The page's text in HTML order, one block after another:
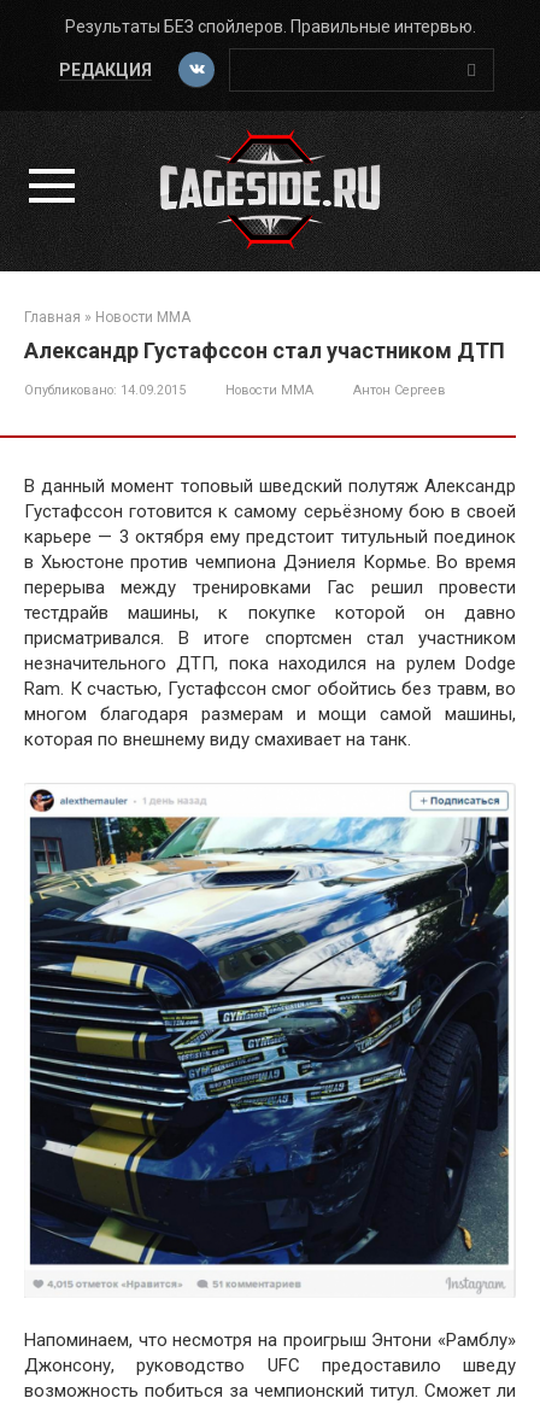
Перейти
контенту
Результаты БЕЗ спойлеров. Правильные интервью.
РЕДАКЦИЯ
Поиск:
Главная » Новости ММА
Александр Густафссон стал участником ДТП
Опубликовано: 14.09.2015 Новости ММА Антон Сергеев
В данный момент топовый шведский полутяж Александр
Густафссон готовится к самому серьёзному бою в своей
карьере — 3 октября ему предстоит титульный поединок
в Хьюстоне против чемпиона Дэниеля Кормье. Во время
перерыва между тренировками Гас решил провести
тестдрайв машины, к покупке которой он давно
присматривался. В итоге спортсмен стал участником
незначительного ДТП, пока находился на рулем Dodge
Ram. К счастью, Густафссон смог обойтись без травм, во
многом благодаря размерам и мощи самой машины,
которая по внешнему виду смахивает на танк.
Напоминаем, что несмотря на проигрыш Энтони «Рамблу»
Джонсону, руководство UFC предоставило шведу
возможность побиться за чемпионский титул. Сможет ли